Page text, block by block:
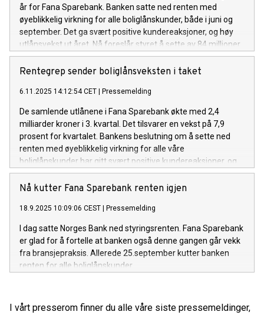
år for Fana Sparebank. Banken satte ned renten med
øyeblikkelig virkning for alle boliglånskunder, både i juni og
september. Det ga svært positive kundereaksjoner, og høy
utlånsvekst ut året. Nå foreslår styret å sette av 84 millioner
kroner til kundeutbytte, og 153 millioner kroner til bankens
gavefond.
Rentegrep sender boliglånsveksten i taket
6.11.2025 14:12:54 CET | Pressemelding
De samlende utlånene i Fana Sparebank økte med 2,4
milliarder kroner i 3. kvartal. Det tilsvarer en vekst på 7,9
prosent for kvartalet. Bankens beslutning om å sette ned
renten med øyeblikkelig virkning for alle våre
boliglånskunder har gitt svært positive kundereaksjoner, og
høy utlånsvekst.
Nå kutter Fana Sparebank renten igjen
18.9.2025 10:09:06 CEST | Pressemelding
I dag satte Norges Bank ned styringsrenten. Fana Sparebank
er glad for å fortelle at banken også denne gangen går vekk
fra bransjepraksis. Allerede 25.september kutter banken
renten for alle boliglånskunder.
I vårt presserom finner du alle våre siste pressemeldinger,